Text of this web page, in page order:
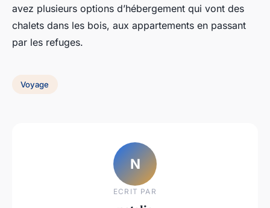
avez plusieurs options d’hébergement qui vont des
chalets dans les bois, aux appartements en passant
par les refuges.
Voyage
N
ECRIT PAR